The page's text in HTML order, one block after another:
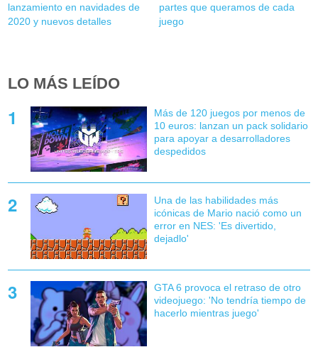
lanzamiento en navidades de
2020 y nuevos detalles
partes que queramos de cada
juego
LO MÁS LEÍDO
Más de 120 juegos por menos de
10 euros: lanzan un pack solidario
para apoyar a desarrolladores
despedidos
Una de las habilidades más
icónicas de Mario nació como un
error en NES: 'Es divertido,
dejadlo'
GTA 6 provoca el retraso de otro
videojuego: 'No tendría tiempo de
hacerlo mientras juego'